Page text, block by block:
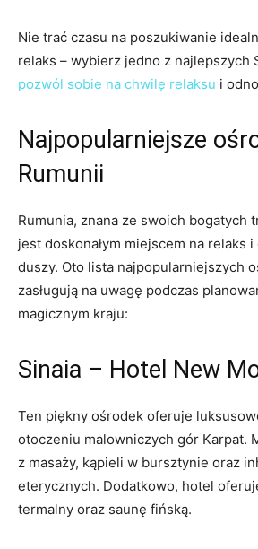
Nie trać czasu na poszukiwanie
relaks – wybierz⁢ jedno z najlepszych⁢
pozwól sobie na chwilę relaksu i
Najpopularniejsze
Rumunii
Rumunia, ⁤znana ze swoich bogatych
jest doskonałym miejscem na⁣ relaks i
duszy. Oto lista najpopularniejszych
zasługują na uwagę podczas⁤
magicznym kraju:
Sinaia – Hotel New⁣
Ten piękny ⁤ośrodek oferuje‌
otoczeniu malowniczych gór Karpat.
z ​masaży, kąpieli w​ bursztynie oraz
eterycznych. ⁤Dodatkowo, hotel
termalny oraz saunę fińską.